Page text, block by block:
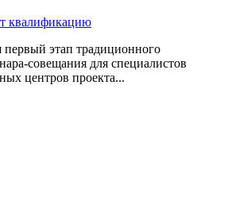
квалификацию
этап традиционного
совещания для специалистов
центров проекта...